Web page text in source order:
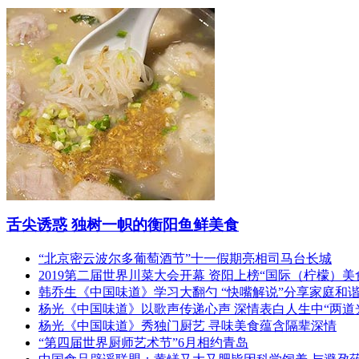
舌尖诱惑 独树一帜的衡阳鱼鲜美食
“北京密云波尔多葡萄酒节”十一假期亮相司马台长城
2019第二届世界川菜大会开幕 资阳上榜“国际（柠檬）美
韩乔生《中国味道》学习大翻勺 “快嘴解说”分享家庭和
杨光《中国味道》以歌声传递心声 深情表白人生中“两道
杨光《中国味道》秀独门厨艺 寻味美食蕴含隔辈深情
“第四届世界厨师艺术节”6月相约青岛